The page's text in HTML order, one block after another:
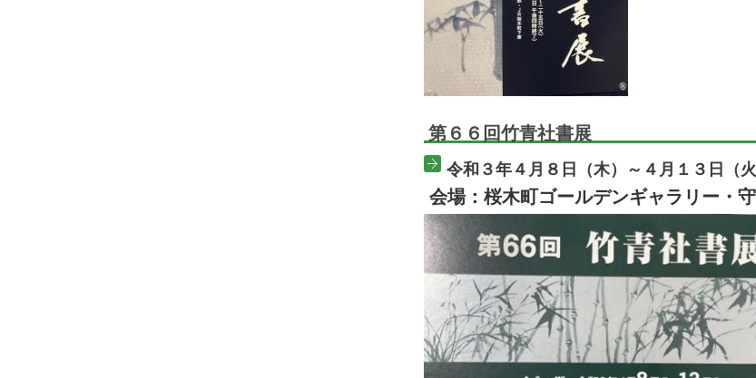
第６６回竹青社書展
令和３年４月８日（木）～４月１３日（火
会場：桜木町ゴールデンギャラリー・